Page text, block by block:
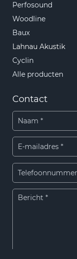
Perfosound
Woodline
Baux
Lahnau Akustik
Cyclin
Alle producten
Contact